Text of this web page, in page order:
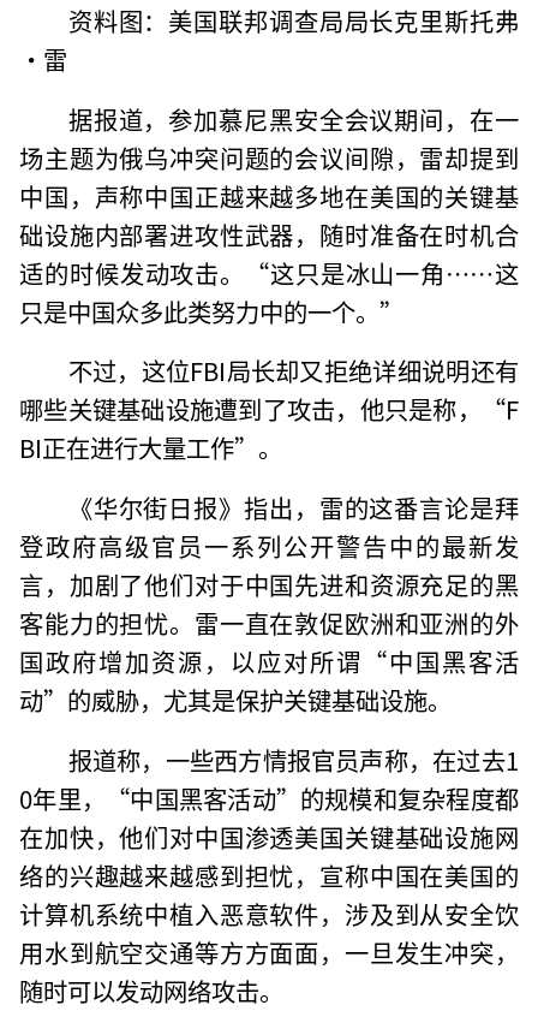
资料图：美国联邦调查局局长克里斯托弗
·雷
据报道，参加慕尼黑安全会议期间，在一
场主题为俄乌冲突问题的会议间隙，雷却提到
中国，声称中国正越来越多地在美国的关键基
础设施内部署进攻性武器，随时准备在时机合
适的时候发动攻击。“这只是冰山一角……这
只是中国众多此类努力中的一个。”
不过，这位FBI局长却又拒绝详细说明还有
哪些关键基础设施遭到了攻击，他只是称，“F
BI正在进行大量工作”。
《华尔街日报》指出，雷的这番言论是拜
登政府高级官员一系列公开警告中的最新发
言，加剧了他们对于中国先进和资源充足的黑
客能力的担忧。雷一直在敦促欧洲和亚洲的外
国政府增加资源，以应对所谓“中国黑客活
动”的威胁，尤其是保护关键基础设施。
报道称，一些西方情报官员声称，在过去1
0年里，“中国黑客活动”的规模和复杂程度都
在加快，他们对中国渗透美国关键基础设施网
络的兴趣越来越感到担忧，宣称中国在美国的
计算机系统中植入恶意软件，涉及到从安全饮
用水到航空交通等方方面面，一旦发生冲突，
随时可以发动网络攻击。